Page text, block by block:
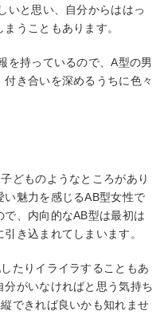
いと思い、自分からははっ
うこともあります。
を持っているので、A型の男
き合いを深めるうちに色々
どものようなところがあり
い魅力を感じるAB型女性で
、内向的なAB型は最初は
き込まれてしまいます。
たりイライラすることもあ
がいなければと思う気持ち
できれば良いかも知れませ